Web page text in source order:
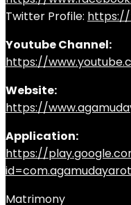
Twitter Profile:
Youtube Channel:
https://
Website:
https://
Application:
https://
Matrimony